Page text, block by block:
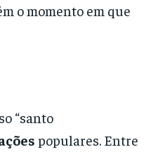
o momento em que
“santo
populares. Entre